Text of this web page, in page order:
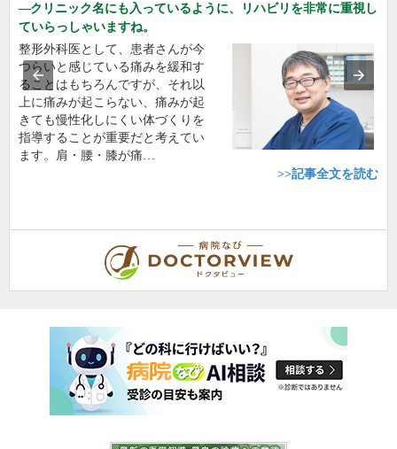
クリニック名にも入っているように、リハビリを非常に重視し
ていらっしゃいますね。
整形外科医として、患者さんが今
つらいと感じている痛みを緩和す
ることはもちろんですが、それ以
上に痛みが起こらない、痛みが起
きても慢性化しにくい体づくりを
指導することが重要だと考えてい
ます。肩・腰・膝が痛…
>>記事全文を読む